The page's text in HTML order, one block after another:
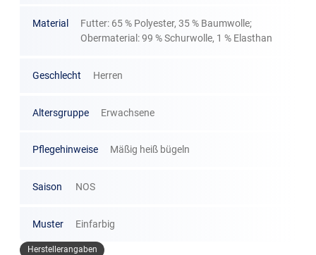
Material
Futter: 65 % Polyester, 35 % Baumwolle;
Obermaterial: 99 % Schurwolle, 1 % Elasthan
Geschlecht Herren
Altersgruppe Erwachsene
Pflegehinweise Mäßig heiß bügeln
Saison NOS
Muster Einfarbig
Herstellerangaben